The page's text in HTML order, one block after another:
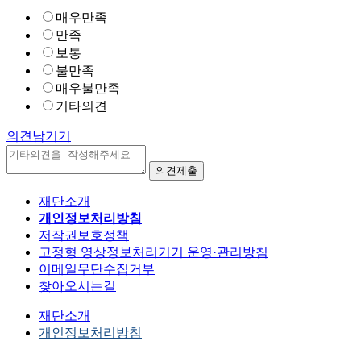
매우만족
만족
보통
불만족
매우불만족
기타의견
의견남기기
재단소개
개인정보처리방침
저작권보호정책
고정형 영상정보처리기기 운영·관리방침
이메일무단수집거부
찾아오시는길
재단소개
개인정보처리방침